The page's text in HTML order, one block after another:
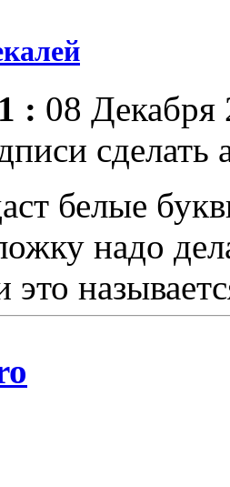
: 08 Декабря
сделать
белые
надо